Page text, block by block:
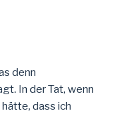
denn
In der Tat, wenn
dass ich